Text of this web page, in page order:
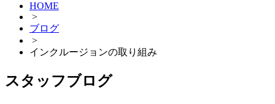
HOME
>
ブログ
>
インクルージョンの取り組み
スタッフブログ